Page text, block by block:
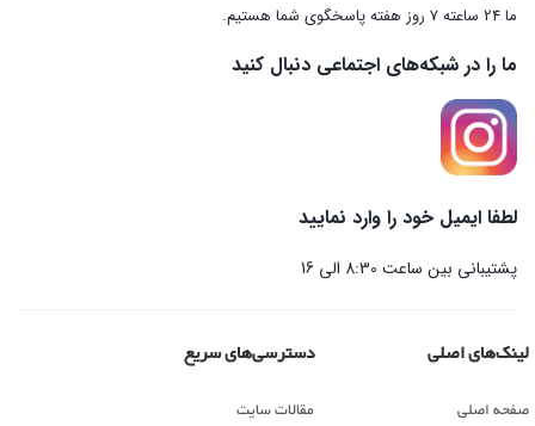
ما 24 ساعته 7 روز هفته پاسخگوی شما هستیم.
ما را در شبکه‌های اجتماعی دنبال کنید
لطفا ایمیل خود را وارد نمایید
پشتیبانی بین ساعت 8:30 الی 16
لینک‌های اصلی
صفحه اصلی
دسترسی‌های سریع
مقالات سایت